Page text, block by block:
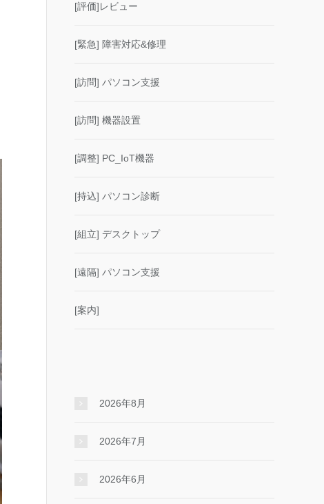
[評価]レビュー
[緊急] 障害対応&修理
[訪問] パソコン支援
[訪問] 機器設置
[調整] PC_IoT機器
[持込] パソコン診断
[組立] デスクトップ
[遠隔] パソコン支援
[案内]
2026年8月
2026年7月
2026年6月